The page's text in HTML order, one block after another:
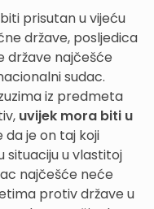
prisutan u vijeću
države, posljedica
države najčešće
sudac.
iz predmeta
uvijek mora biti u
da je on taj koji
situaciju u vlastitoj
najčešće neće
protiv države u